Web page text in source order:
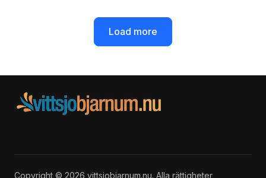
Load more
Copyright © 2026 vittsjobjarnum.nu. Alla rättigheter